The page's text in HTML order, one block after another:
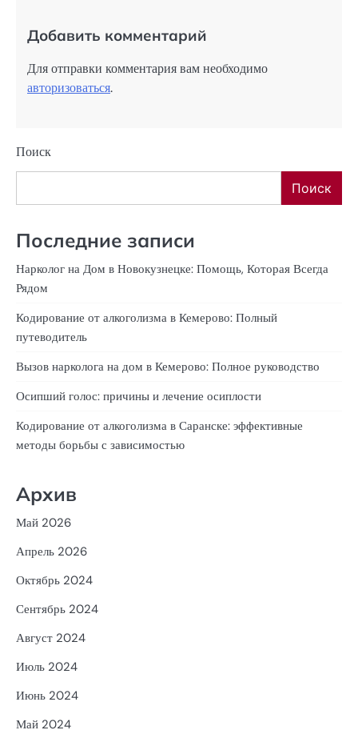
Добавить комментарий
Для отправки комментария вам необходимо
авторизоваться.
Поиск
Поиск
Последние записи
Нарколог на Дом в Новокузнецке: Помощь, Которая Всегда
Рядом
Кодирование от алкоголизма в Кемерово: Полный
путеводитель
Вызов нарколога на дом в Кемерово: Полное руководство
Осипший голос: причины и лечение осиплости
Кодирование от алкоголизма в Саранске: эффективные
методы борьбы с зависимостью
Архив
Май 2026
Апрель 2026
Октябрь 2024
Сентябрь 2024
Август 2024
Июль 2024
Июнь 2024
Май 2024